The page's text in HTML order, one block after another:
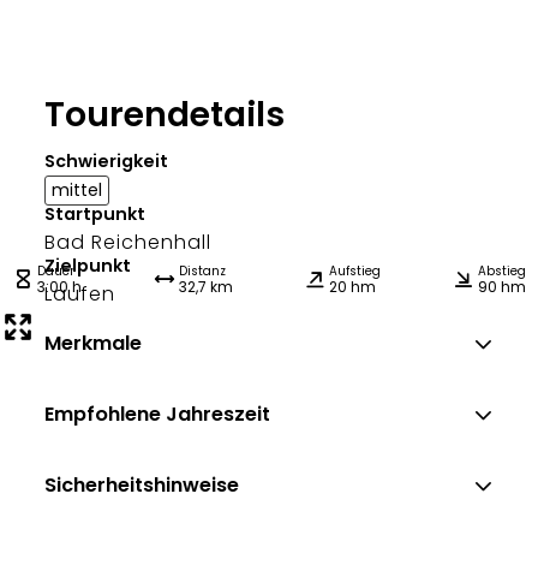
Tourendetails
Schwierigkeit
mittel
Startpunkt
Bad Reichenhall
Zielpunkt
Laufen
Dauer
3:00 h
Distanz
32,7 km
Aufstieg
20 hm
Abstieg
90 hm
Merkmale
Empfohlene Jahreszeit
Sicherheitshinweise